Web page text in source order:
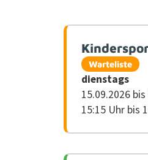
Warteliste
dien­stags
15.09.2026
15:15 Uhr bis